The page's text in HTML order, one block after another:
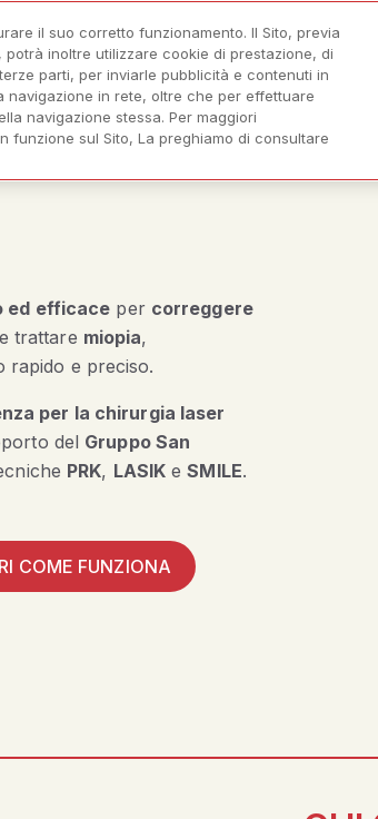
submenu for I DIFETTI VISIVI
I NOSTRI MEDICI FAQ
ed efficace per correggere
trattare miopia,
rapido e preciso.
per la chirurgia laser
del Gruppo San
PRK, LASIK eSMILE.
COME FUNZIONA
il suo corretto funzionamento. Il Sito, previa
inoltre utilizzare cookie di prestazione, di
parti, per inviarle pubblicità e contenuti in
navigazione in rete, oltre che per effettuare
navigazione stessa. Per maggiori
funzione sul Sito, La preghiamo di consultare